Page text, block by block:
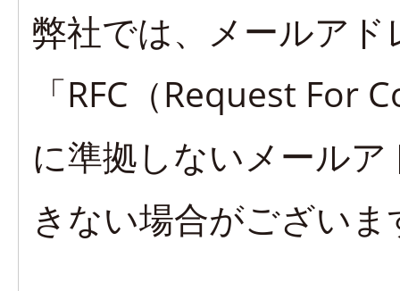
弊社では、メールア
「RFC（Request For
に準拠しないメール
きない場合がございま